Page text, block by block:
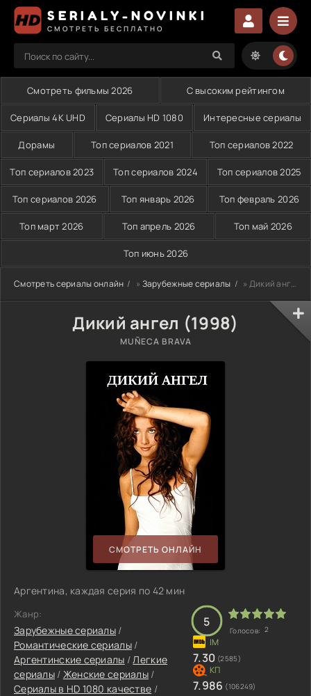
SERIALY-NOVINKI
СМОТРЕТЬ БЕСПЛАТНО
Смотреть фильмы 2026 С высоким рейтингом
Сериалы 4K UHD Сериалы HD 1080 Интересные сериалы
Дорамы Топ сериалов 2021 Топ сериалов 2022
Топ сериалов 2023 Топ сериалов 2024 Топ сериалов 2025
Топ сериалов 2026 Топ январь 2026 Топ февраль 2026
Топ март 2026 Топ апрель 2026 Топ май 2026
Топ июнь 2026
Смотреть сериалы онлайн » Зарубежные сериалы » Дикий ангел (1998)
Дикий ангел (1998)
MUÑECA BRAVA
СМОТРЕТЬ ОНЛАЙН
Аргентина, каждая серия по 42 мин
Жанр:
Зарубежные сериалы /
Романтические сериалы/
Аргентинские сериалы /Легкие
сериалы/ Женские сериалы /
Сериалы в HD 1080 качестве /
5
Голосов: 2
7.30 (2585)
7.986 (106249)